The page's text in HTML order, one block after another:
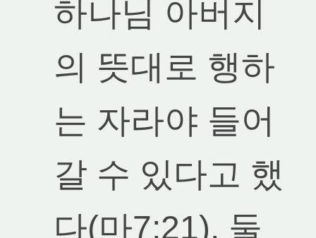
하나님 아버지
의 뜻대로 행하
는 자라야 들어
갈 수 있다고 했
다(마7:21). 둘